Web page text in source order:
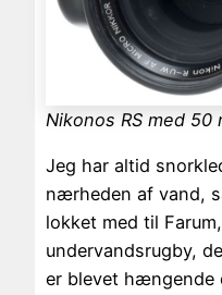
Nikonos RS med 50
Jeg har altid
nærheden af vand,
lokket med til
undervandsrugby,
er blevet hængende